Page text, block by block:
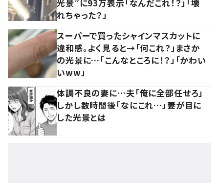
光景”に93万表示「なんだこれ！？」「壊
れちゃった？」
スーパーで買ったシャインマスカットに
違和感。よく見ると→「何これ？」まさか
の光景に…「こんなところに！？」「かわい
いww」
体調不良の妻に…夫「俺に全部任せろ」
しかし数時間後「なにこれ…」妻が目に
した光景とは